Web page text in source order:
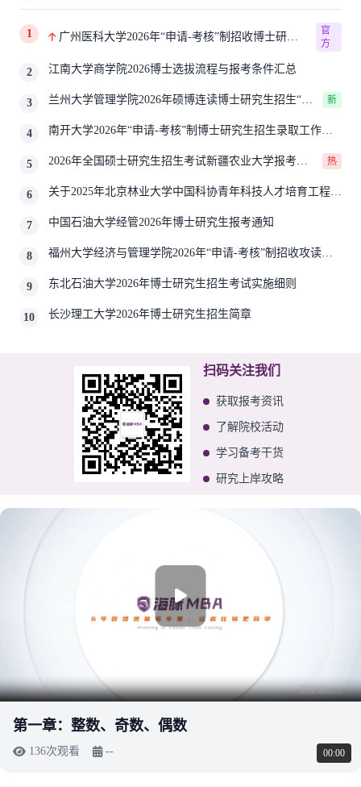
1
广州医科大学2026年“申请-考核”制招收博士研究
官
方
2 江南大学商学院2026博士选拔流程与报考条件汇总
3
兰州大学管理学院2026年硕博连读博士研究生招生“申
新
4
南开大学2026年“申请-考核”制博士研究生招生录取工作实
5
2026年全国硕士研究生招生考试新疆农业大学报考点
热
6
关于2025年北京林业大学中国科协青年科技人才培育工程博
7
中国石油大学经管2026年博士研究生报考通知
8
福州大学经济与管理学院2026年“申请-考核”制招收攻读博
9
东北石油大学2026年博士研究生招生考试实施细则
10 长沙理工大学2026年博士研究生招生简章
扫码关注我们
获取报考资讯
了解院校活动
学习备考干货
研究上岸攻略
00:00
第一章：整数、奇数、偶数
136次观看 --